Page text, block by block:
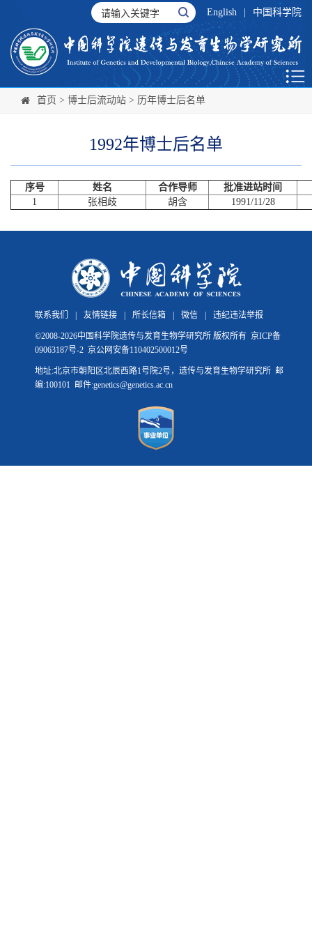
English 中国科学院
首页 > 博士后流动站 > 历年博士后名单
1992年博士后名单
序号 姓名 合作导师
批准进站时间
1
张相歧 胡含 1991/11/28
联系我们 友情链接 所长信箱 微信 违纪违法举报
©2008-2026中国科学院遗传与发育生物学研究所 版权所有 京ICP备
09063187号-2 京公网安备110402500012号
地址:北京市朝阳区北辰西路1号院2号，遗传与发育生物学研究所 邮
编:100101 邮件:genetics@genetics.ac.cn